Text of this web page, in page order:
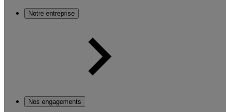
Notre entreprise
Nos engagements